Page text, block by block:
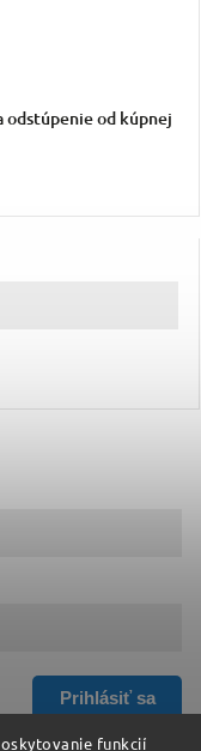
funkcií
odstúpenie od kúpnej
Prihlásiť sa